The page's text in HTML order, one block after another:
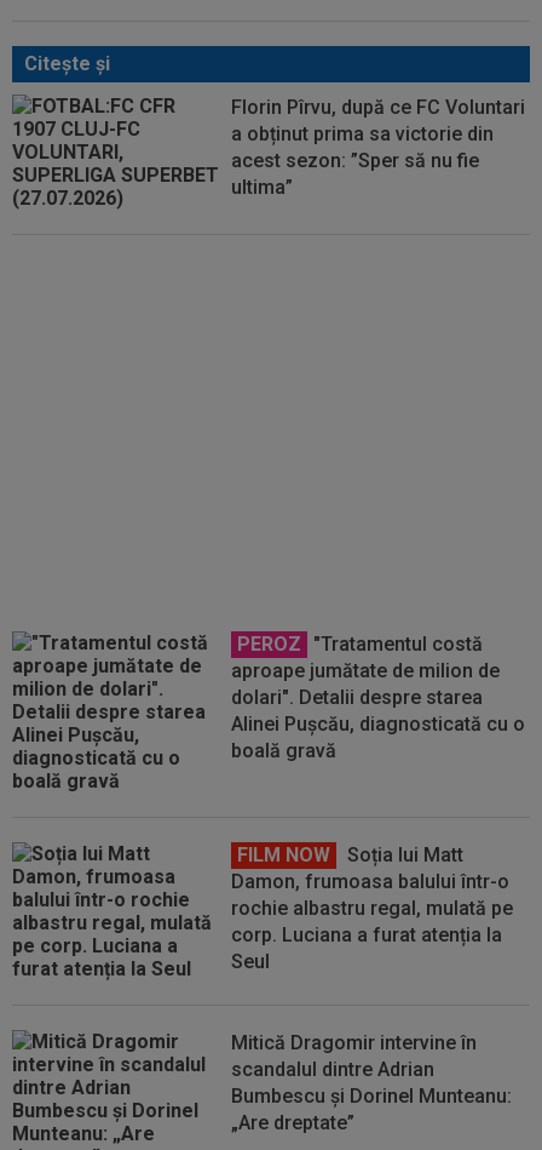
Citeşte şi
Florin Pîrvu, după ce FC Voluntari
a obținut prima sa victorie din
acest sezon: ”Sper să nu fie
ultima”
PEROZ
"Tratamentul costă
aproape jumătate de milion de
dolari". Detalii despre starea
Alinei Pușcău, diagnosticată cu o
boală gravă
FILM NOW
Soția lui Matt
Damon, frumoasa balului într-o
rochie albastru regal, mulată pe
corp. Luciana a furat atenția la
Seul
Mitică Dragomir intervine în
scandalul dintre Adrian
Bumbescu și Dorinel Munteanu:
„Are dreptate”